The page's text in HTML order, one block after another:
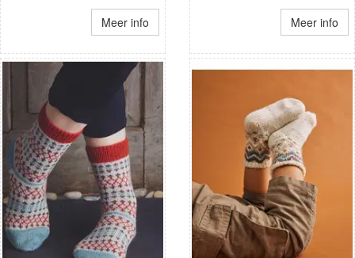
Meer info Meer info